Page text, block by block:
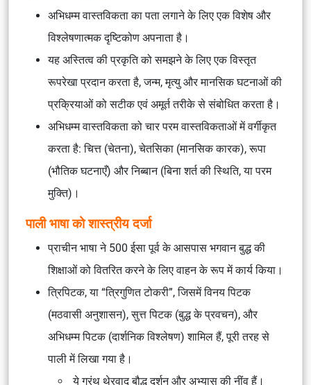
अभिधम्म वास्तविकता का पता लगाने के लिए एक विशेष और
विश्लेषणात्मक दृष्टिकोण अपनाता है।
यह अस्तित्व की प्रकृति को समझने के लिए एक विस्तृत
रूपरेखा प्रदान करता है, जन्म, मृत्यु और मानसिक घटनाओं की
प्रक्रियाओं को सटीक एवं अमूर्त तरीके से संबोधित करता है।
अभिधम्म वास्तविकता को चार परम वास्तविकताओं में वर्गीकृत
करता है: चित्त (चेतना), चेतसिका (मानसिक कारक), रूपा
(भौतिक घटनाएँ) और निब्बान (बिना शर्त की स्थिति, या परम
मुक्ति)।
पाली भाषा को शास्त्रीय दर्जा
प्राचीन भाषा ने 500 ईसा पूर्व के आसपास भगवान बुद्ध की
शिक्षाओं को वितरित करने के लिए वाहन के रूप में कार्य किया।
त्रिपिटक, या “त्रिगुणित टोकरी”, जिसमें विनय पिटक
(मठवासी अनुशासन), सुत्त पिटक (बुद्ध के प्रवचन), और
अभिधम्म पिटक (दार्शनिक विश्लेषण) शामिल हैं, पूरी तरह से
पाली में लिखा गया है।
ये ग्रंथ थेरवाद बौद्ध दर्शन और अभ्यास की नींव हैं।